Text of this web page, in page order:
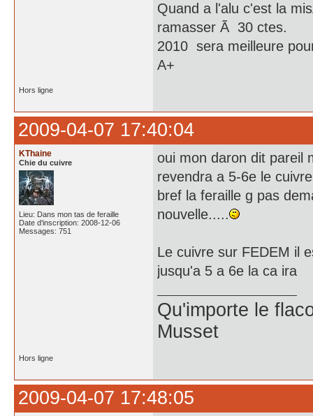
Quand a l'alu c'est la
ramasser Ã 30 ctes.
2010 sera meilleure
A+
Hors ligne
2009-04-07 17:40:04
KThaine
Chie du cuivre
Lieu: Dans mon tas de feraille
Date d'inscription: 2008-12-06
Messages: 751
oui mon daron dit pareil
revendra a 5-6e le cuivre
bref la feraille g pas
nouvelle.....
Le cuivre sur FEDEM il
jusqu'a 5 a 6e la ca ira
Qu'importe le
Musset
Hors ligne
2009-04-07 17:48:05